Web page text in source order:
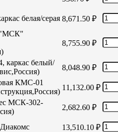
белая/серая 8,671.50 ₽
"МСК"
8,755.90 ₽
каркас белый/
8,048.90 ₽
КМС-01
11,132.00 ₽
МСК-302-
2,682.60 ₽
13,510.10 ₽